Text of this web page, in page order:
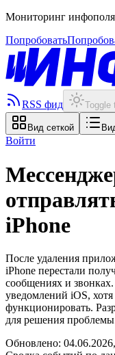
Мониторинг
Попробовать
RSS фид Toggle
Вид сеткой
Войти
iPhone
После удаления
iPhone перестали
сообщениях и
уведомлений iOS,
функционировать.
для решения
Обновлено: